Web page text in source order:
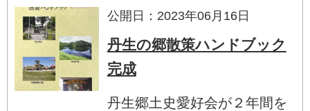
公開日：2023年06月16日
丹生の郷散策ハンドブック
完成
丹生郷土史愛好会が２年間を